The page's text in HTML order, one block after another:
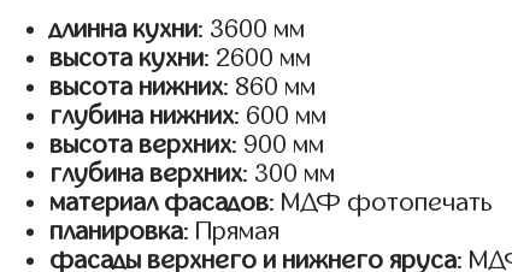
длинна кухни: 3600 мм
высота кухни: 2600 мм
высота нижних: 860 мм
глубина нижних: 600 мм
высота верхних: 900 мм
глубина верхних: 300 мм
материал фасадов: МДФ фотопечать
планировка: Прямая
фасады верхнего и нижнего яруса: